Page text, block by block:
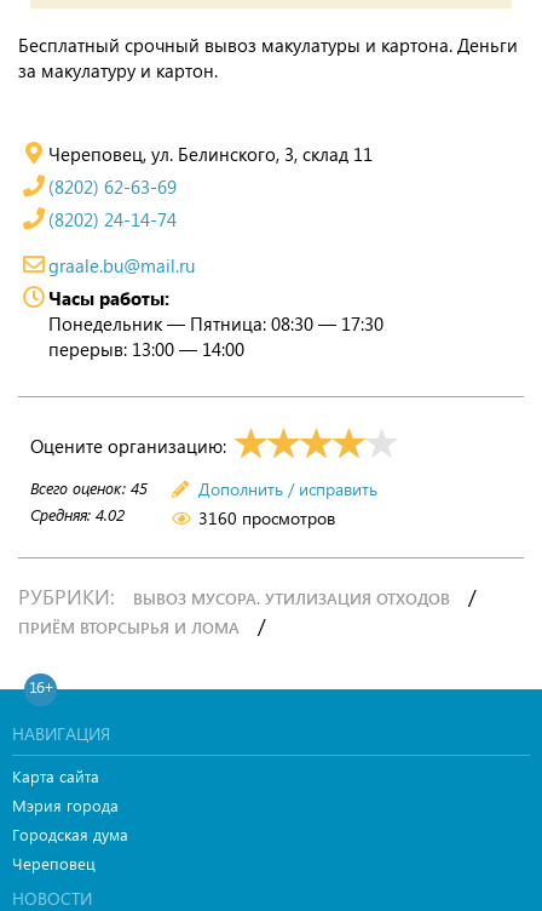
Бесплатный срочный вывоз макулатуры и картона. Деньги
за макулатуру и картон.
Череповец, ул. Белинского, 3, склад 11
(8202) 62-63-69
(8202) 24-14-74
graale.bu@mail.ru
Часы работы:
Понедельник — Пятница: 08:30 — 17:30
перерыв: 13:00 — 14:00
Оцените организацию:
Всего оценок: 45
Средняя: 4.02
Дополнить / исправить
3160 просмотров
РУБРИКИ: ВЫВОЗ МУСОРА. УТИЛИЗАЦИЯ ОТХОДОВ /
ПРИЁМ ВТОРСЫРЬЯ И ЛОМА /
16+
НАВИГАЦИЯ
Карта сайта
Мэрия города
Городская дума
Череповец
НОВОСТИ